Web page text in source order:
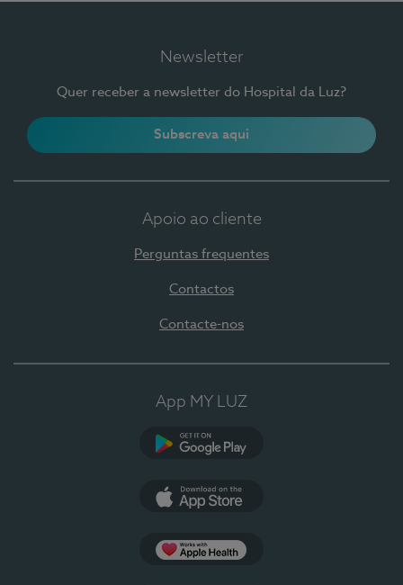
Newsletter
Quer receber a newsletter do Hospital da Luz?
Subscreva aqui
Apoio ao cliente
Perguntas frequentes
Contactos
Contacte-nos
App MY LUZ